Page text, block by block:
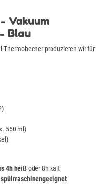
Vakuum
Blau
Thermobecher produzieren wir für
550 ml)
4h heißoder 8h kalt
spülmaschinengeeignet